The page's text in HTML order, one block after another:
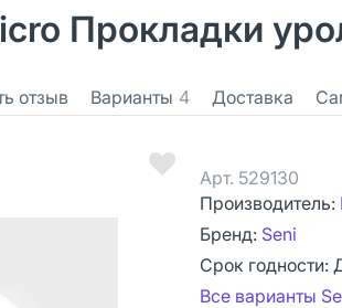
Прокладки
отзыв Варианты 4 Доставка
Арт. 529130
Производитель:
Бренд: Seni
Срок годности:
Все варианты